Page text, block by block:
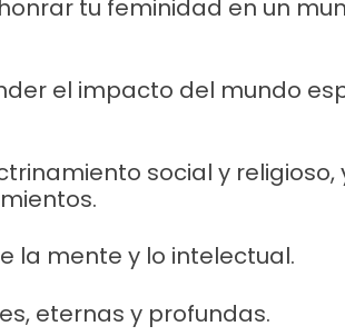
tu feminidad en un
el impacto del mundo
social y religioso,
la mente y lo intelectual.
eternas y profundas.